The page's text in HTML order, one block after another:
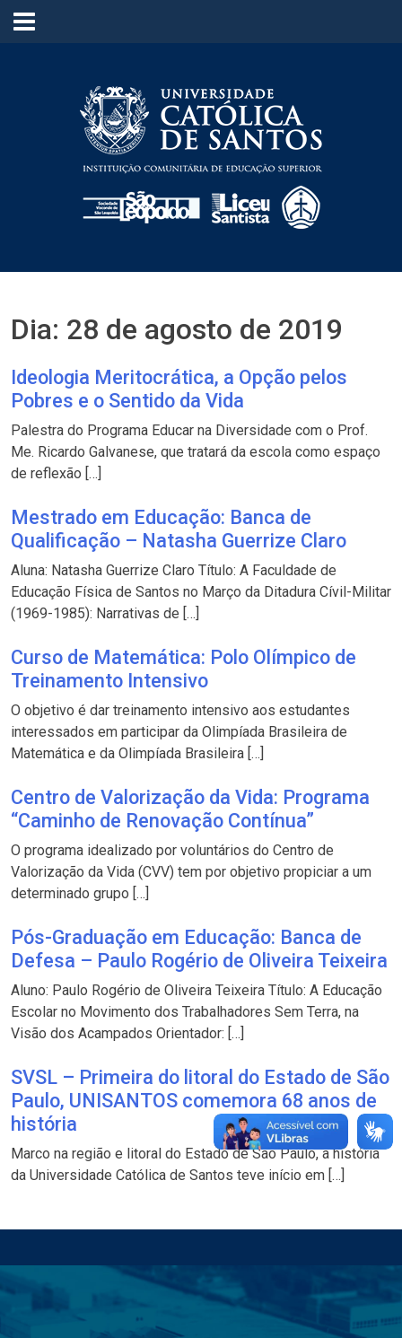
≡
Dia: 28 de agosto de 2019
Ideologia Meritocrática, a Opção pelos
Pobres e o Sentido da Vida
Palestra do Programa Educar na Diversidade com o Prof.
Me. Ricardo Galvanese, que tratará da escola como espaço
de reflexão […]
Mestrado em Educação: Banca de
Qualificação – Natasha Guerrize Claro
Aluna: Natasha Guerrize Claro Título: A Faculdade de
Educação Física de Santos no Março da Ditadura Cívil-Militar
(1969-1985): Narrativas de […]
Curso de Matemática: Polo Olímpico de
Treinamento Intensivo
O objetivo é dar treinamento intensivo aos estudantes
interessados em participar da Olimpíada Brasileira de
Matemática e da Olimpíada Brasileira […]
Centro de Valorização da Vida: Programa
“Caminho de Renovação Contínua”
O programa idealizado por voluntários do Centro de
Valorização da Vida (CVV) tem por objetivo propiciar a um
determinado grupo […]
Pós-Graduação em Educação: Banca de
Defesa – Paulo Rogério de Oliveira Teixeira
Aluno: Paulo Rogério de Oliveira Teixeira Título: A Educação
Escolar no Movimento dos Trabalhadores Sem Terra, na
Visão dos Acampados Orientador: […]
SVSL – Primeira do litoral do Estado de São
Paulo, UNISANTOS comemora 68 anos de
história
Marco na região e litoral do Estado de São Paulo, a história
da Universidade Católica de Santos teve início em […]